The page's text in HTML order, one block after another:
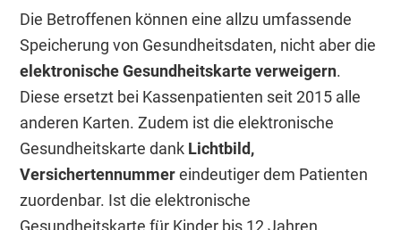
Die Betroffenen können eine allzu umfassende
Speicherung von Gesundheitsdaten, nicht aber die
elektronische Gesundheitskarte verweigern.
Diese ersetzt bei Kassenpatienten seit 2015 alle
anderen Karten. Zudem ist die elektronische
Gesundheitskarte dank Lichtbild,
Versichertennummereindeutiger dem Patienten
zuordenbar. Ist die elektronische